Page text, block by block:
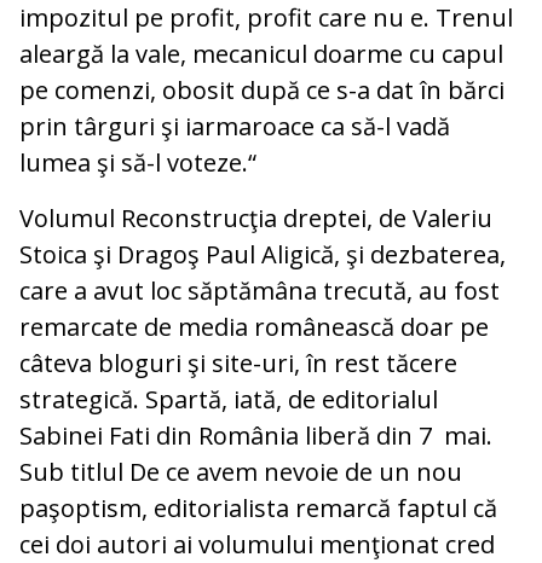
impozitul pe profit, profit care nu e. Trenul
aleargă la vale, mecanicul doarme cu capul
pe comenzi, obosit după ce s-a dat în bărci
prin târguri şi iarmaroace ca să-l vadă
lumea şi să-l voteze.“
Volumul Reconstrucţia dreptei, de Valeriu
Stoica şi Dragoş Paul Aligică, şi dezbaterea,
care a avut loc săptămâna trecută, au fost
remarcate de media românească doar pe
câteva bloguri şi site-uri, în rest tăcere
strategică. Spartă, iată, de editorialul
Sabinei Fati din România liberă din 7 mai.
Sub titlul De ce avem nevoie de un nou
paşoptism, editorialista remarcă faptul că
cei doi autori ai volumului menţionat cred